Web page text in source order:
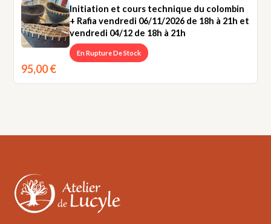
18h
21h
Initiation et cours technique du colombin
+ Rafia vendredi 06/11/2026 de 18h à 21h et
vendredi 04/12 de 18h à 21h
En Rupture De Stock
95,00€